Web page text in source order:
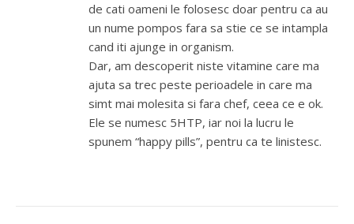
de cati oameni le folosesc doar pentru ca au
un nume pompos fara sa stie ce se intampla
cand iti ajunge in organism.
Dar, am descoperit niste vitamine care ma
ajuta sa trec peste perioadele in care ma
simt mai molesita si fara chef, ceea ce e ok.
Ele se numesc 5HTP, iar noi la lucru le
spunem “happy pills”, pentru ca te linistesc.